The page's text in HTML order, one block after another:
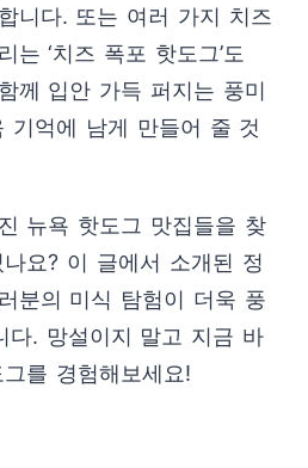
니다. 또는 여러 가지 치즈
는 ‘치즈 폭포 핫도그’도
께 입안 가득 퍼지는 풍미
기억에 남게 만들어 줄 것
뉴욕 핫도그 맛집들을 찾
요? 이 글에서 소개된 정
분의 미식 탐험이 더욱 풍
다. 망설이지 말고 지금 바
를 경험해보세요!